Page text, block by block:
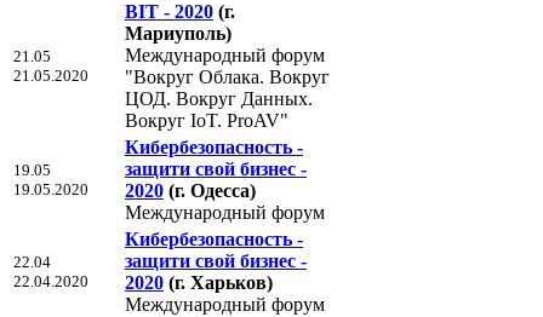
21.05
21.05.2020
BIT - 2020 (г.
Мариуполь)
Международный форум
"Вокруг Облака. Вокруг
ЦОД. Вокруг Данных.
Вокруг IoT. ProAV"
19.05
19.05.2020
Кибербезопасность -
защити свой бизнес -
2020 (г. Одесса)
Международный форум
22.04
22.04.2020
Кибербезопасность -
защити свой бизнес -
2020 (г. Харьков)
Международный форум